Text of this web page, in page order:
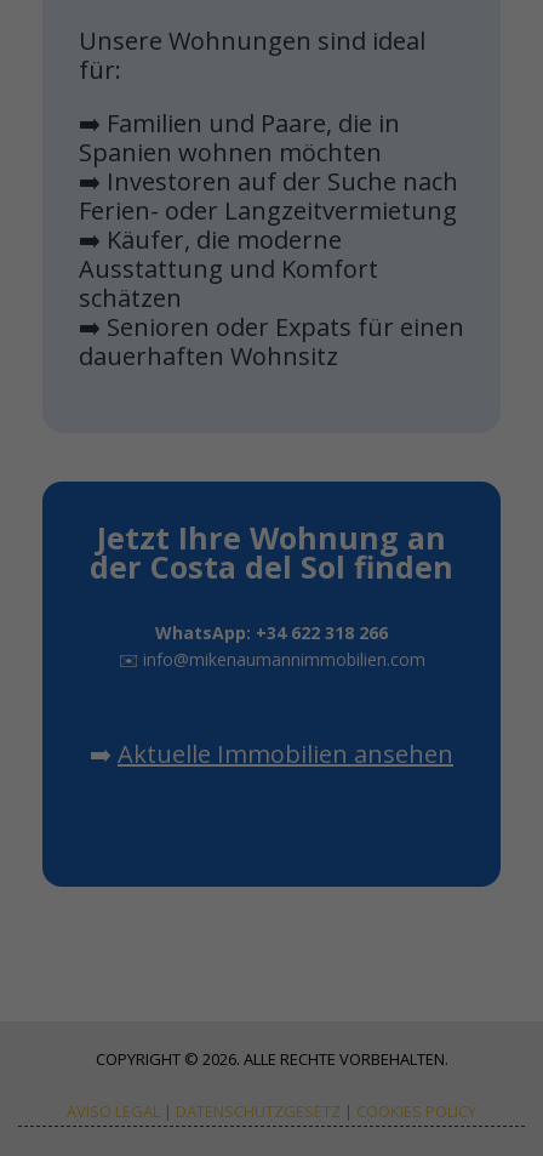
Unsere Wohnungen sind ideal
für:
➡️ Familien und Paare, die in
Spanien wohnen möchten
➡️ Investoren auf der Suche nach
Ferien- oder Langzeitvermietung
➡️ Käufer, die moderne
Ausstattung und Komfort
schätzen
➡️ Senioren oder Expats für einen
dauerhaften Wohnsitz
Jetzt Ihre Wohnung an
der Costa del Sol finden
WhatsApp: +34 622 318 266
✉️ info@mikenaumannimmobilien.com
➡️ Aktuelle Immobilien ansehen
COPYRIGHT © 2026. ALLE RECHTE VORBEHALTEN.
AVISO LEGAL | DATENSCHUTZGESETZ | COOKIES POLICY